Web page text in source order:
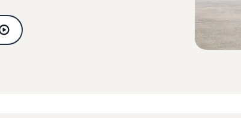
Vendi oltre i confini del Regno Unito e dell'UE
Crea la tua strategia di vendita con una varietà di